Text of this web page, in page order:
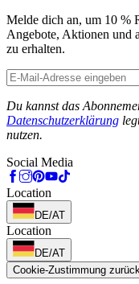
Melde dich an, um 10 %
Angebote, Aktionen und
zu erhalten.
Du kannst das
Datenschutzerklärung
nutzen.
Social Media
Location
DE/AT
Location
DE/AT
Cookie-Zustimmung